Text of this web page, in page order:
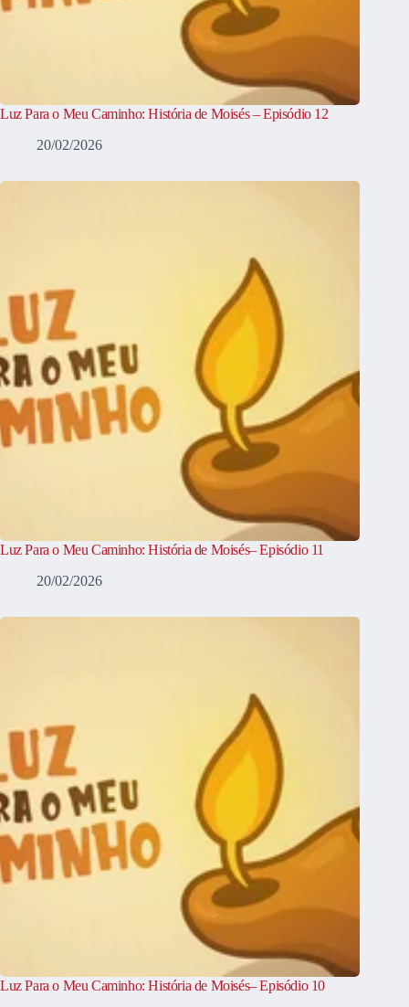
Luz Para o Meu Caminho: História de Moisés – Episódio 12
20/02/2026
Luz Para o Meu Caminho: História de Moisés– Episódio 11
20/02/2026
Luz Para o Meu Caminho: História de Moisés– Episódio 10